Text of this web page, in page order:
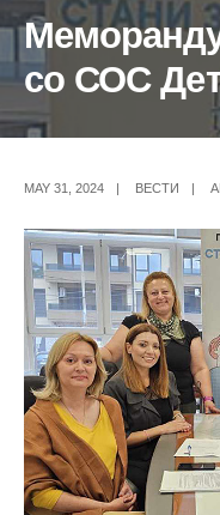
со СОС
MAY 31, 2024 ВЕСТИ